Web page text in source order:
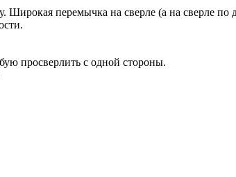
перемычка на сверле (а на сверле по
просверлить с одной стороны.